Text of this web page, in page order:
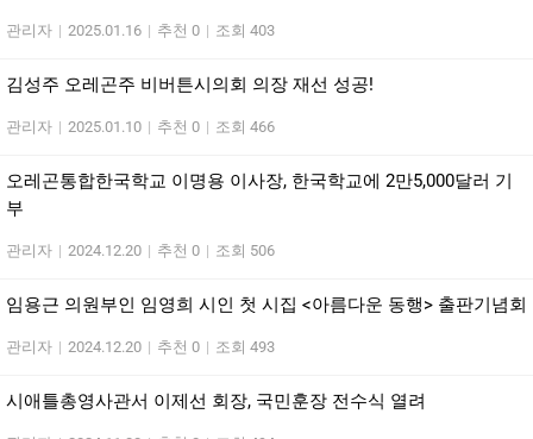
관리자 | 2025.01.16 | 추천 0 | 조회 403
김성주 오레곤주 비버튼시의회 의장 재선 성공!
관리자 | 2025.01.10 | 추천 0 | 조회 466
오레곤통합한국학교 이명용 이사장, 한국학교에 2만5,000달러 기
부
관리자 | 2024.12.20 | 추천 0 | 조회 506
임용근 의원부인 임영희 시인 첫 시집 <아름다운 동행> 출판기념회
관리자 | 2024.12.20 | 추천 0 | 조회 493
시애틀총영사관서 이제선 회장, 국민훈장 전수식 열려